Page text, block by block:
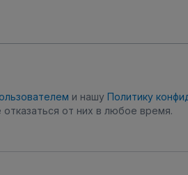
и нашу Политику
от них в любое время.